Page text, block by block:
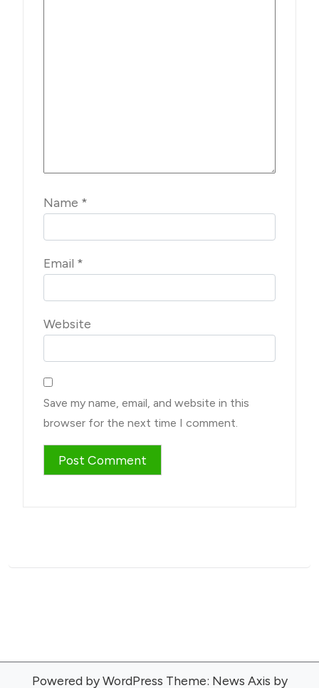
Name *
Email *
Website
Save my name, email, and website in this
browser for the next time I comment.
Powered by WordPress Theme: News Axis by